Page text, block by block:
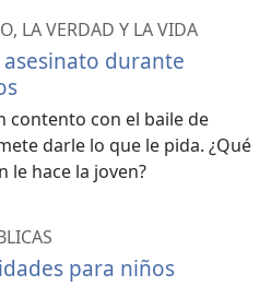
LA VERDAD Y LA VIDA
durante
contento con el baile de
darle lo que le pida. ¿Qué
le hace la joven?
para niños